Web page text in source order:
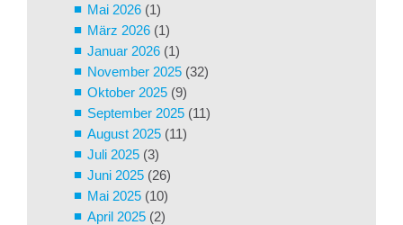
Mai 2026 (1)
März 2026 (1)
Januar 2026 (1)
November 2025 (32)
Oktober 2025 (9)
September 2025 (11)
August 2025 (11)
Juli 2025 (3)
Juni 2025 (26)
Mai 2025 (10)
April 2025 (2)